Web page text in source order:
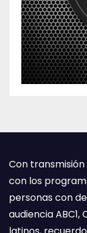
Con
con los
personas con
audiencia ABC1,